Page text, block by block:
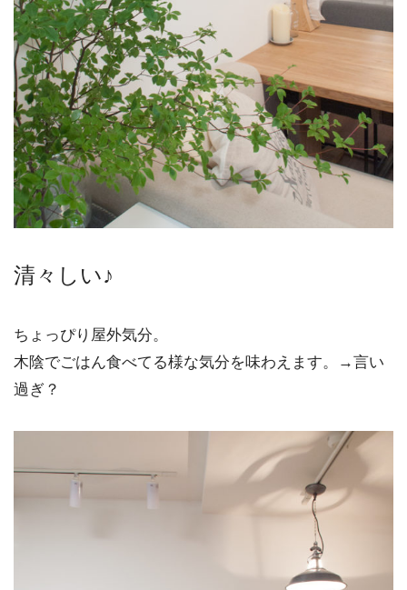
清々しい♪
ちょっぴり屋外気分。
木陰でごはん食べてる様な気分を味わえます。→言い
過ぎ？